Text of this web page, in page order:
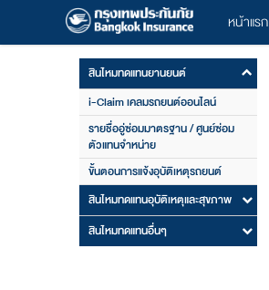
หน้าแรก
สินไหมทดแทนยานยนต์
i-Claim เคลมรถยนต์ออนไลน์
รายชื่ออู่ซ่อมมาตรฐาน / ศูนย์ซ่อม
ตัวแทนจำหน่าย
ขั้นตอนการแจ้งอุบัติเหตุรถยนต์
สินไหมทดแทนอุบัติเหตุและสุขภาพ
สินไหมทดแทนอื่นๆ